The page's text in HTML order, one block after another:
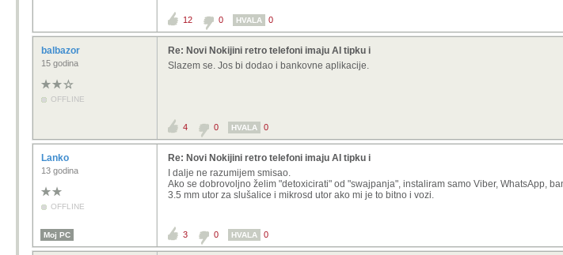
12 0 HVALA 0
balbazor
15 godina
OFFLINE
Re: Novi Nokijini retro telefoni imaju AI tipku i
Slazem se. Jos bi dodao i bankovne aplikacije.
4 0 HVALA 0
Lanko
13 godina
OFFLINE
Re: Novi Nokijini retro telefoni imaju AI tipku i
I dalje ne razumijem smisao.
Ako se dobrovoljno želim "detoxicirati" od "swajpanja", instaliram samo Viber, WhatsApp,
3.5 mm utor za slušalice i mikrosd utor ako mi je to bitno i vozi.
Moj PC 3 0 HVALA 0